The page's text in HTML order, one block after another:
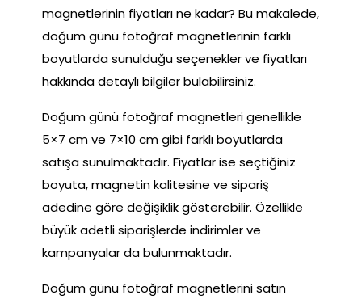
magnetlerinin fiyatları ne kadar? Bu makalede,
doğum günü fotoğraf magnetlerinin farklı
boyutlarda sunulduğu seçenekler ve fiyatları
hakkında detaylı bilgiler bulabilirsiniz.
Doğum günü fotoğraf magnetleri genellikle
5×7 cm ve 7×10 cm gibi farklı boyutlarda
satışa sunulmaktadır. Fiyatlar ise seçtiğiniz
boyuta, magnetin kalitesine ve sipariş
adedine göre değişiklik gösterebilir. Özellikle
büyük adetli siparişlerde indirimler ve
kampanyalar da bulunmaktadır.
Doğum günü fotoğraf magnetlerini satın